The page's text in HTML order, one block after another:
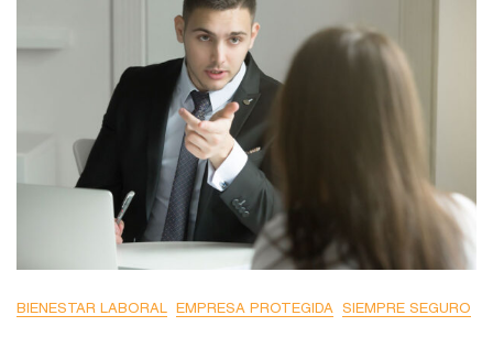
BIENESTAR LABORAL EMPRESA PROTEGIDA SIEMPRE SEGURO